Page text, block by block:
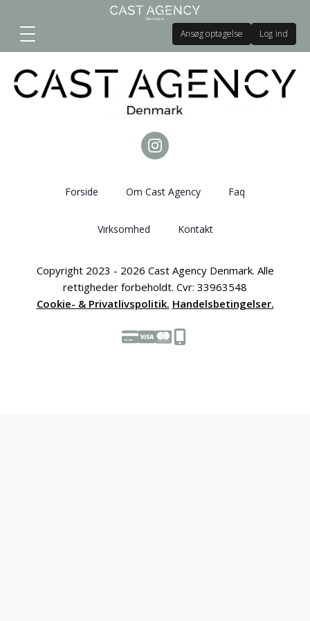
Ansøg optagelse Log ind
Forside Om Cast Agency Faq
Virksomhed Kontakt
Copyright 2023 - 2026 Cast Agency Denmark. Alle
rettigheder forbeholdt. Cvr: 33963548
Cookie- & Privatlivspolitik. Handelsbetingelser.